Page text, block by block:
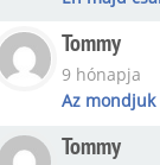
Tommy
9 hónapja
Az
Tommy